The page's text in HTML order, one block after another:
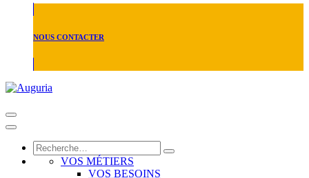
NOUS CONTACTER
VOS MÉTIERS
VOS BESOINS